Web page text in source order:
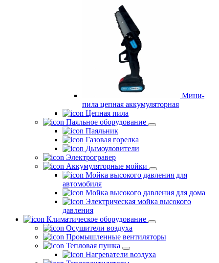
Мини-
пила цепная аккумуляторная
Цепная пила
Паяльное оборудование
Паяльник
Газовая горелка
Дымоуловители
Электрогравер
Аккумуляторные мойки
Мойка высокого давления для
автомобиля
Мойка высокого давления для дома
Электрическая мойка высокого
давления
Климатическое оборудование
Осушители воздуха
Промышленные вентиляторы
Тепловая пушка
Нагреватели воздуха